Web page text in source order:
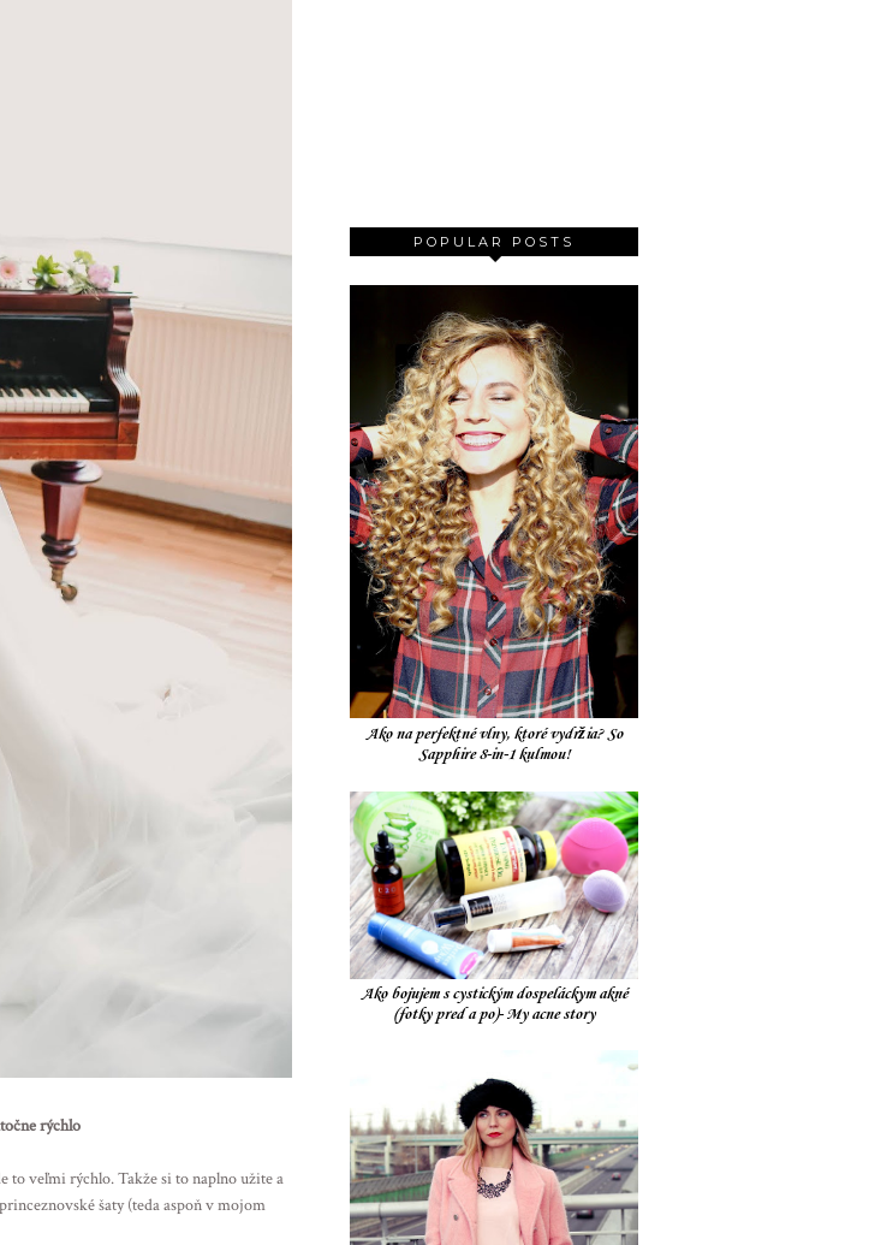
rýchlo
to veľmi rýchlo. Takže si to naplno užite a
šaty (teda aspoň v mojom
POPULAR POSTS
Ako na perfektné vlny, ktoré vydržia? So
Sapphire 8-in-1 kulmou!
Ako bojujem s cystickým dospeláckym akné
(fotky pred a po)- My acne story